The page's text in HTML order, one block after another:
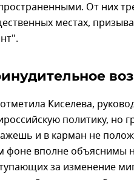
От них
местах,
Киселева,
политику, но
и в карман не
фоне вполне объяснимы
за изменение